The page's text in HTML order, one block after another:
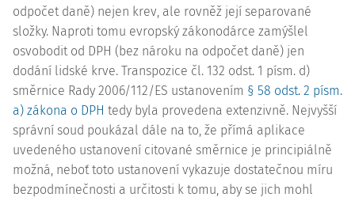
odpočet daně) nejen krev, ale rovněž její separované
složky. Naproti tomu evropský zákonodárce zamýšlel
osvobodit od DPH (bez nároku na odpočet daně) jen
dodání lidské krve. Transpozice čl. 132 odst. 1 písm. d)
směrnice Rady 2006/112/ES ustanovením § 58 odst. 2 písm.
a) zákona o DPH tedy byla provedena extenzivně. Nejvyšší
správní soud poukázal dále na to, že přímá aplikace
uvedeného ustanovení citované směrnice je principiálně
možná, neboť toto ustanovení vykazuje dostatečnou míru
bezpodmínečnosti a určitosti k tomu, aby se jich mohl